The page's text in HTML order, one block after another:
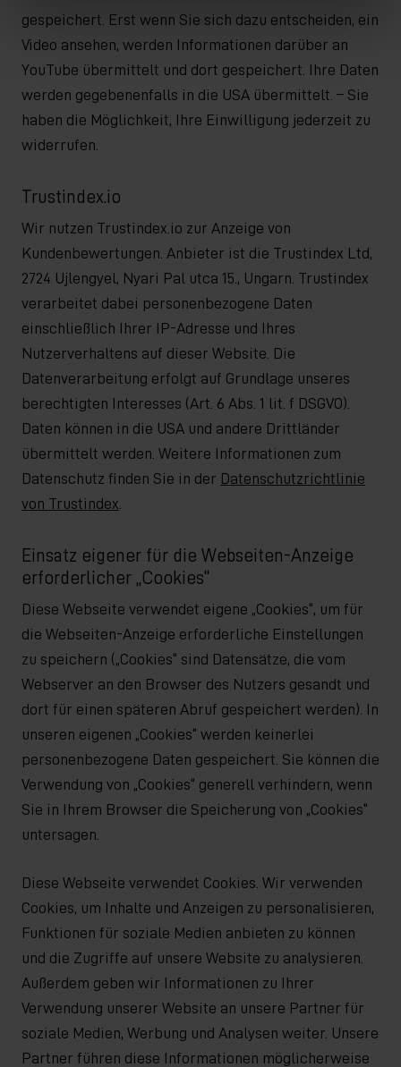
gespeichert. Erst wenn Sie sich dazu entscheiden, ein
Video ansehen, werden Informationen darüber an
YouTube übermittelt und dort gespeichert. Ihre Daten
werden gegebenenfalls in die USA übermittelt. – Sie
haben die Möglichkeit, Ihre Einwilligung jederzeit zu
widerrufen.
Trustindex.io
Wir nutzen Trustindex.io zur Anzeige von
Kundenbewertungen. Anbieter ist die Trustindex Ltd,
2724 Ujlengyel, Nyari Pal utca 15., Ungarn. Trustindex
verarbeitet dabei personenbezogene Daten
einschließlich Ihrer IP-Adresse und Ihres
Nutzerverhaltens auf dieser Website. Die
Datenverarbeitung erfolgt auf Grundlage unseres
berechtigten Interesses (Art. 6 Abs. 1 lit. f DSGVO).
Daten können in die USA und andere Drittländer
übermittelt werden. Weitere Informationen zum
Datenschutz finden Sie in der Datenschutzrichtlinie
von Trustindex
Einsatz eigener für die Webseiten-Anzeige
erforderlicher „Cookies“
Diese Webseite verwendet eigene „Cookies“, um für
die Webseiten-Anzeige erforderliche Einstellungen
zu speichern („Cookies“ sind Datensätze, die vom
Webserver an den Browser des Nutzers gesandt und
dort für einen späteren Abruf gespeichert werden). In
unseren eigenen „Cookies“ werden keinerlei
personenbezogene Daten gespeichert. Sie können die
Verwendung von „Cookies“ generell verhindern, wenn
Sie in Ihrem Browser die Speicherung von „Cookies“
untersagen.
Diese Webseite verwendet Cookies. Wir verwenden
Cookies, um Inhalte und Anzeigen zu personalisieren,
Funktionen für soziale Medien anbieten zu können
und die Zugriffe auf unsere Website zu analysieren.
Außerdem geben wir Informationen zu Ihrer
Verwendung unserer Website an unsere Partner für
soziale Medien, Werbung und Analysen weiter. Unsere
Partner führen diese Informationen möglicherweise